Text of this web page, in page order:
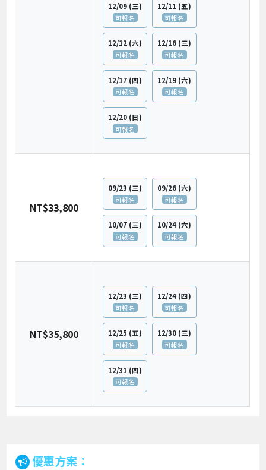
優惠方案：
12/09 (三)
可報名
12/11 (五)
可報名
12/12 (六)
可報名
12/16 (三)
可報名
12/17 (四)
可報名
12/19 (六)
可報名
12/20 (日)
可報名
NT$33,800
09/23 (三)
可報名
09/26 (六)
可報名
10/07 (三)
可報名
10/24 (六)
可報名
NT$35,800
12/23 (三)
可報名
12/24 (四)
可報名
12/25 (五)
可報名
12/30 (三)
可報名
12/31 (四)
可報名